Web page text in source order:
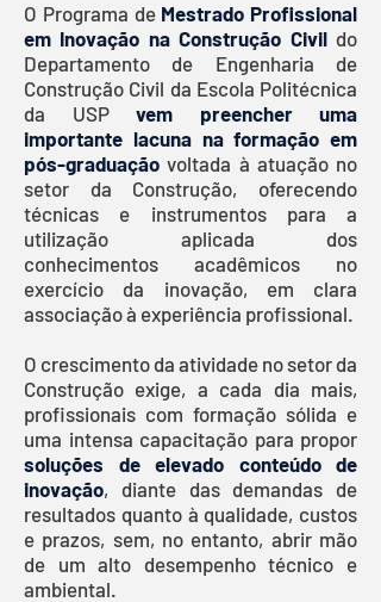
O Programa de Mestrado Profissional
em Inovação na Construção Civildo
Departamento de Engenharia de
Construção Civil da Escola Politécnica
da USP vem
preencher uma
importante lacuna na formação em
pós-graduação voltada à atuação no
setor da Construção, oferecendo
técnicas e instrumentos para a
utilização aplicada dos
conhecimentos acadêmicos no
exercício da inovação, em clara
associação à experiência profissional.
O crescimento da atividade no setor da
Construção exige, a cada dia mais,
profissionais com formação sólida e
uma intensa capacitação para propor
soluções de elevado conteúdo de
inovação, diante das demandas de
resultados quanto à qualidade, custos
e prazos, sem, no entanto, abrir mão
de um alto desempenho técnico e
ambiental.